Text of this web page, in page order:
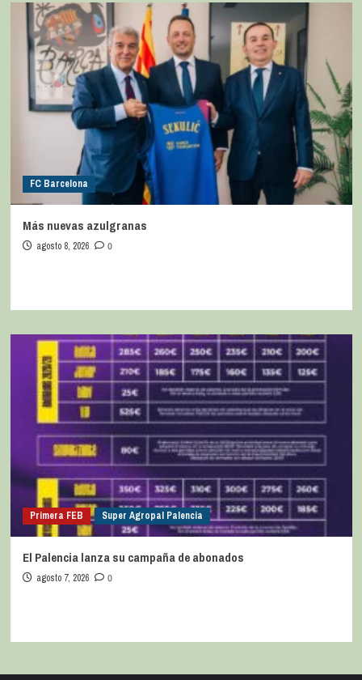
FC Barcelona
Más nuevas azulgranas
agosto 8, 2026 0
Primera FEB Super Agropal Palencia
El Palencia lanza su campaña de abonados
agosto 7, 2026 0